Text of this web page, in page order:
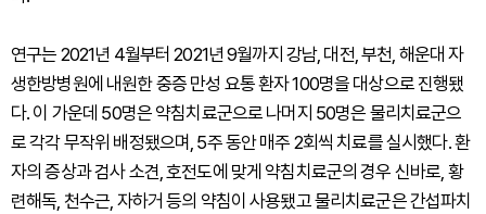
연구는 2021년 4월부터 2021년 9월까지 강남, 대전, 부천, 해운대 자
생한방병원에 내원한 중증 만성 요통 환자 100명을 대상으로 진행됐
다. 이 가운데 50명은 약침치료군으로 나머지 50명은 물리치료군으
로 각각 무작위 배정됐으며, 5주 동안 매주 2회씩 치료를 실시했다. 환
자의 증상과 검사 소견, 호전도에 맞게 약침치료군의 경우 신바로, 황
련해독, 천수근, 자하거 등의 약침이 사용됐고 물리치료군은 간섭파치